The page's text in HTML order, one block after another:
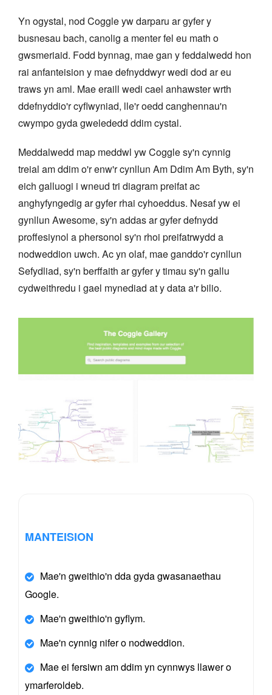
Yn ogystal, nod Coggle yw darparu ar gyfer y
busnesau bach, canolig a menter fel eu math o
gwsmeriaid. Fodd bynnag, mae gan y feddalwedd hon
rai anfanteision y mae defnyddwyr wedi dod ar eu
traws yn aml. Mae eraill wedi cael anhawster wrth
ddefnyddio'r cyflwyniad, lle'r oedd canghennau'n
cwympo gyda gwelededd ddim cystal.
Meddalwedd map meddwl yw Coggle sy'n cynnig
treial am ddim o'r enw'r cynllun Am Ddim Am Byth, sy'n
eich galluogi i wneud tri diagram preifat ac
anghyfyngedig ar gyfer rhai cyhoeddus. Nesaf yw ei
gynllun Awesome, sy'n addas ar gyfer defnydd
proffesiynol a phersonol sy'n rhoi preifatrwydd a
nodweddion uwch. Ac yn olaf, mae ganddo'r cynllun
Sefydliad, sy'n berffaith ar gyfer y timau sy'n gallu
cydweithredu i gael mynediad at y data a'r bilio.
MANTEISION
Mae'n gweithio'n dda gyda gwasanaethau
Google.
Mae'n gweithio'n gyflym.
Mae'n cynnig nifer o nodweddion.
Mae ei fersiwn am ddim yn cynnwys llawer o
ymarferoldeb.